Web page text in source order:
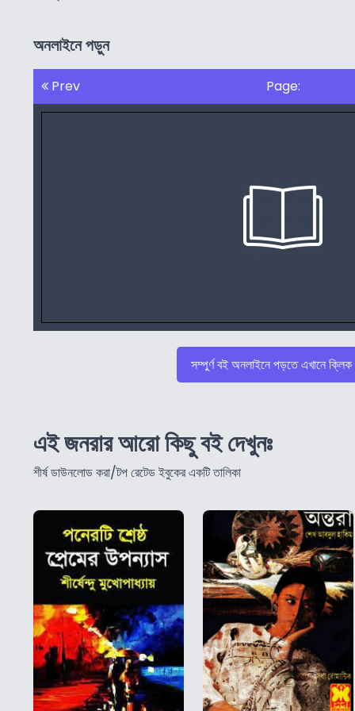
অনলাইনে পড়ুন
Prev Page:
সম্পুর্ণ বই অনলাইনে পড়তে এখানে
এই জনরার আরো কিছু বই দেখুনঃ
শীর্ষ ডাউনলোড করা/টপ রেটেড ইবুকের একটি তালিকা